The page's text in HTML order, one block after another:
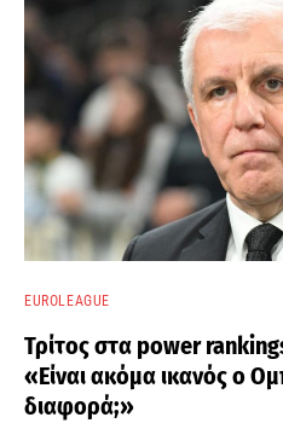
EUROLEAGUE
Τρίτος στα power
«Είναι ακόμα ικανός ο
διαφορά;»